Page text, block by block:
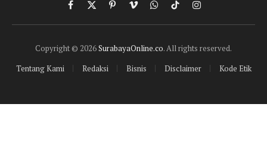
Facebook
X
(Twitter)
PinterestVimeoWhatsApp
TikTokInstagram
Copyright © 2026SurabayaOnline.co. All rights reserved.
Tentang Kami
Redaksi Bisnis Disclaimer Kode Etik